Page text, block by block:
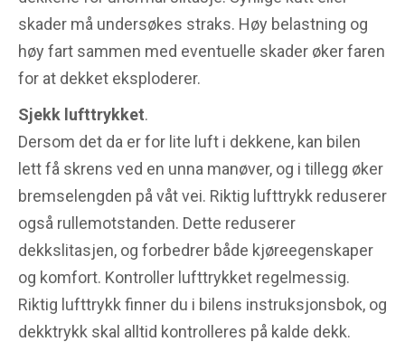
skader må undersøkes straks. Høy belastning og
høy fart sammen med eventuelle skader øker faren
for at dekket eksploderer.
Sjekk lufttrykket.
Dersom det da er for lite luft i dekkene, kan bilen
lett få skrens ved en unna manøver, og i tillegg øker
bremselengden på våt vei. Riktig lufttrykk reduserer
også rullemotstanden. Dette reduserer
dekkslitasjen, og forbedrer både kjøreegenskaper
og komfort. Kontroller lufttrykket regelmessig.
Riktig lufttrykk finner du i bilens instruksjonsbok, og
dekktrykk skal alltid kontrolleres på kalde dekk.